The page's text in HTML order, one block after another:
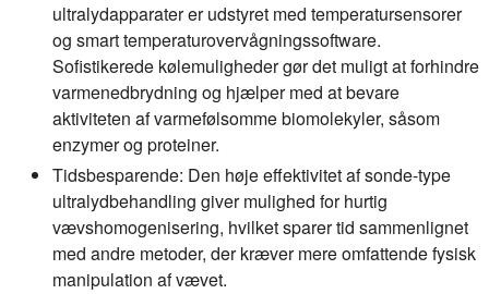
ultralydapparater er udstyret med temperatursensorer
og smart temperaturovervågningssoftware.
Sofistikerede kølemuligheder gør det muligt at forhindre
varmenedbrydning og hjælper med at bevare
aktiviteten af varmefølsomme biomolekyler, såsom
enzymer og proteiner.
Tidsbesparende: Den høje effektivitet af sonde-type
ultralydbehandling giver mulighed for hurtig
vævshomogenisering, hvilket sparer tid sammenlignet
med andre metoder, der kræver mere omfattende fysisk
manipulation af vævet.